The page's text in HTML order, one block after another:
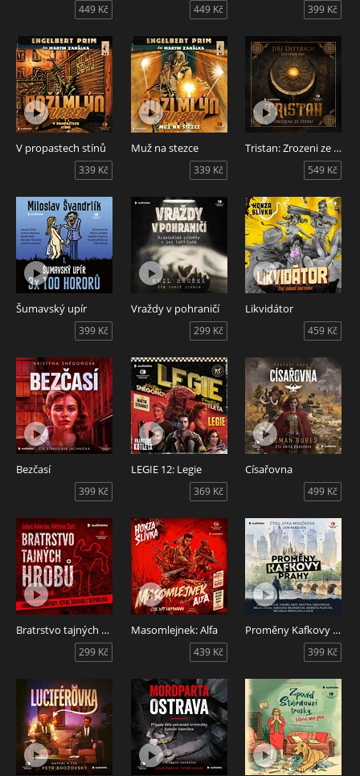
449 Kč 449 Kč 399 Kč
V propastech stínů
339 Kč
Muž na stezce
339 Kč
Tristan: Zrozeni ze stínu
549 Kč
Šumavský upír
399 Kč
Vraždy v pohraničí
299 Kč
Likvidátor
459 Kč
Bezčasí
399 Kč
LEGIE 12: Legie
369 Kč
Císařovna
499 Kč
Bratrstvo tajných hrobů
299 Kč
Masomlejnek: Alfa
439 Kč
Proměny Kafkovy Prahy
399 Kč